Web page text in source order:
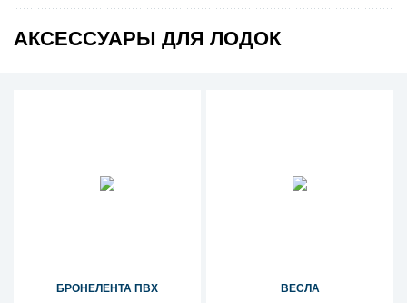
АКСЕССУАРЫ ДЛЯ ЛОДОК
БРОНЕЛЕНТА ПВХ ВЕСЛА